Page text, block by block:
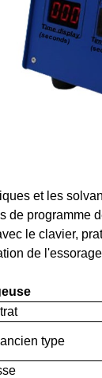
et les
de programme
le clavier,
de
type